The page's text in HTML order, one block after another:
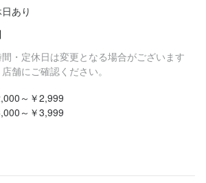
あり
・定休日は変更となる場合がございます
舗にご確認ください。
～￥2,999
～￥3,999
あり◆正社員スタッフを募集いたします】
り出す会社で新しいポジションを狙ってみ
～＊～＊～＊～＊～＊～
タート◎
◆社員定着率定着率89％
す！
くりOK！社員寮入居OK！